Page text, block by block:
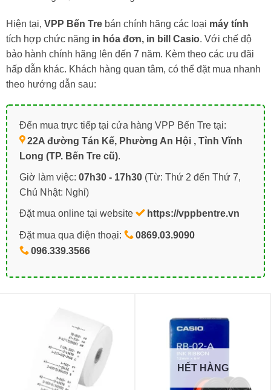
Hiện tại, VPP Bến Tre bán chính hãng các loại máy tính
tích hợp chức năng in hóa đơn, in bill Casio. Với chế độ
bảo hành chính hãng lên đến 7 năm. Kèm theo các ưu đãi
hấp dẫn khác. Khách hàng quan tâm, có thể đặt mua nhanh
theo hướng dẫn sau:
Đến mua trực tiếp tại cửa hàng VPP Bến Tre tại:
22A đường Tán Kế, Phường An Hội , Tỉnh Vĩnh
Long (TP. Bến Tre cũ).
Giờ làm việc: 07h30 - 17h30 (Từ: Thứ 2 đến Thứ 7,
Chủ Nhật: Nghỉ)
Đặt mua online tại website https://vppbentre.vn
Đặt mua qua điện thoại:
0869.03.9090
096.339.3566
HẾT HÀNG